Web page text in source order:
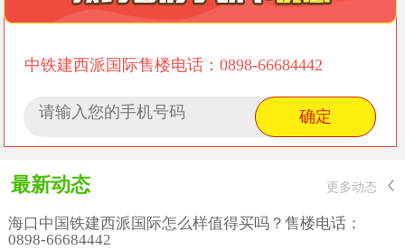
中铁建西派国际售楼电话：0898-66684442
最新动态 更多动态
海口中国铁建西派国际怎么样值得买吗？售楼电话：
0898-66684442